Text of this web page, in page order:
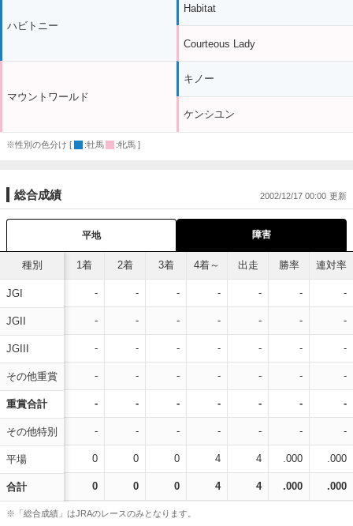
ハビトニー
マウントワールド
Habitat
Courteous Lady
キノー
ケンシユン
※性別の色分け [ :牡馬 :牝馬 ]
総合成績 2002/12/17 00:00
平地 障害
種別
JGI
JGII
JGIII
その他重賞
重賞合計
その他特別
平場
合計
1着 2着 3着 4着～ 出走 勝率 連対率
- - - - - - -
- - - - - - -
- - - - - - -
- - - - - - -
- - - - - - -
- - - - - - -
0 0 0 4 4 .000 .000
0 0 0 4 4 .000 .000
※「総合成績」はJRAのレースのみとなります。